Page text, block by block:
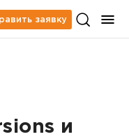
заявку
и